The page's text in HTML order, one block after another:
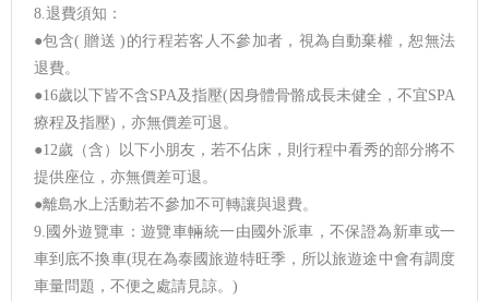
8.退費須知：
●包含( 贈送 )的行程若客人不參加者，視為自動棄權，恕無法
退費。
●16歲以下皆不含SPA及指壓(因身體骨骼成長未健全，不宜SPA
療程及指壓)，亦無價差可退。
●12歲（含）以下小朋友，若不佔床，則行程中看秀的部分將不
提供座位，亦無價差可退。
●離島水上活動若不參加不可轉讓與退費。
9.國外遊覽車：遊覽車輛統一由國外派車，不保證為新車或一
車到底不換車(現在為泰國旅遊特旺季，所以旅遊途中會有調度
車量問題，不便之處請見諒。)